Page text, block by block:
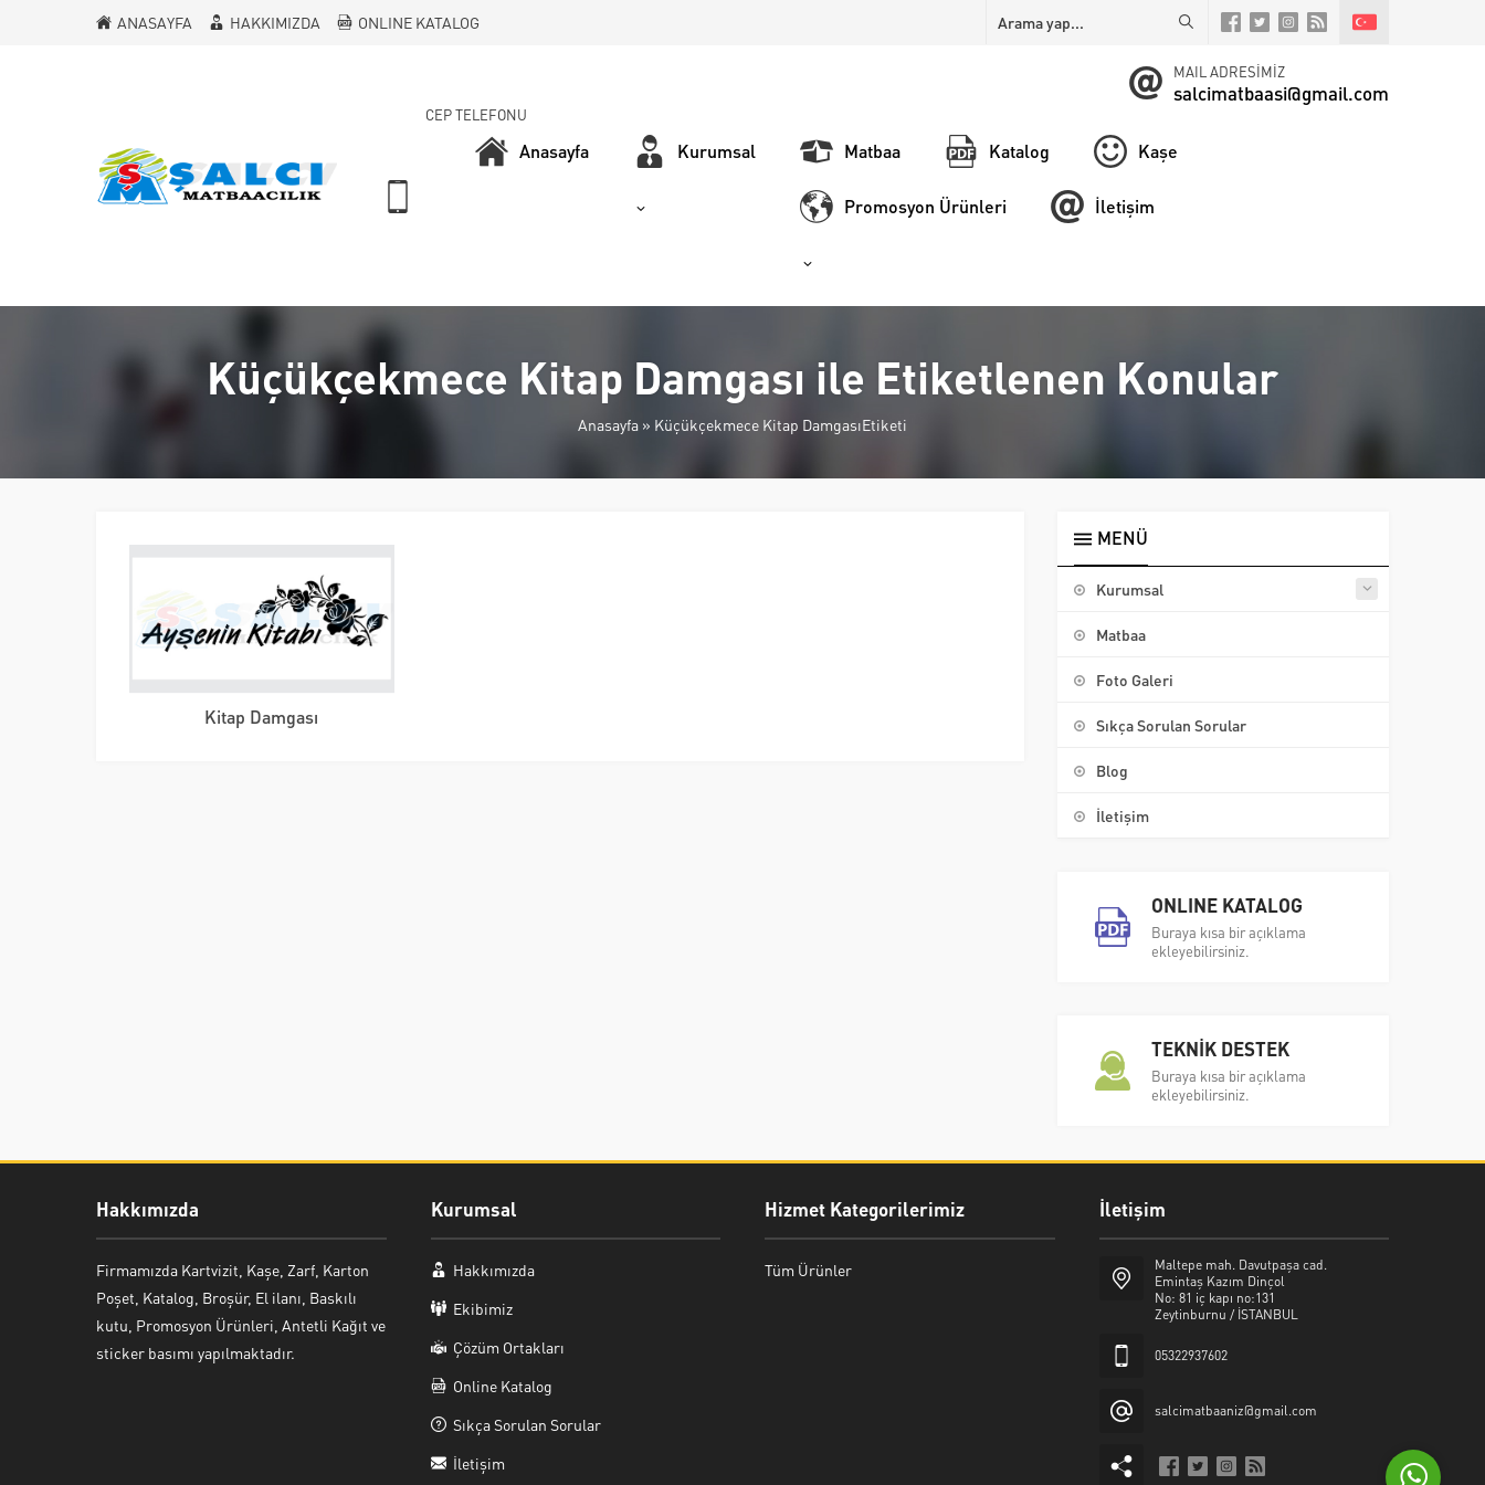
ANASAYFA HAKKIMIZDA ONLINE KATALOG
MAIL ADRESİMİZ
salcimatbaasi@gmail.com
CEP TELEFONU
Anasayfa Kurumsal Matbaa Katalog Kaşe
Promosyon Ürünleri İletişim
Küçükçekmece Kitap Damgası ile Etiketlenen Konular
Anasayfa » Küçükçekmece Kitap DamgasıEtiketi
Kitap Damgası
MENÜ
Kurumsal
Matbaa
Foto Galeri
Sıkça Sorulan Sorular
Blog
İletişim
ONLINE KATALOG
Buraya kısa bir açıklama
ekleyebilirsiniz.
TEKNİK DESTEK
Buraya kısa bir açıklama
ekleyebilirsiniz.
Hakkımızda
Firmamızda Kartvizit, Kaşe, Zarf, Karton
Poşet, Katalog, Broşür, El ilanı, Baskılı
kutu, Promosyon Ürünleri, Antetli Kağıt ve
sticker basımı yapılmaktadır.
Kurumsal
Hakkımızda
Ekibimiz
Çözüm Ortakları
Online Katalog
Sıkça Sorulan Sorular
İletişim
Hizmet Kategorilerimiz
Tüm Ürünler
İletişim
Maltepe mah. Davutpaşa cad.
Emintaş Kazım Dinçol
No: 81 iç kapı no:131
Zeytinburnu / İSTANBUL
05322937602
salcimatbaaniz@gmail.com